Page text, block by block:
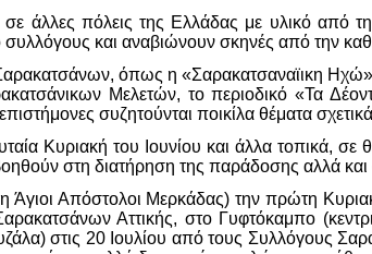
άλλες πόλεις της Ελλάδας με υλικό από
και αναβιώνουν σκηνές από την
όπως η «Σαρακατσαναϊικη
Μελετών, το περιοδικό «Τα
συζητούνται ποικίλα θέματα
Κυριακή του Ιουνίου και άλλα τοπικά,
στη διατήρηση της παράδοσης αλλά
Άγιοι Απόστολοι Μερκάδας) την πρώτη
Αττικής, στο Γυφτόκαμπο
στις 20 Ιουλίου από τους Συλλόγους